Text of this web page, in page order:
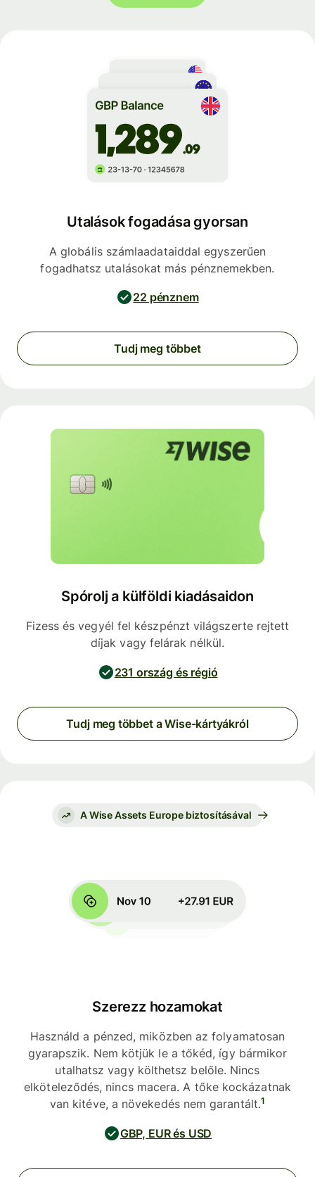
Utalások fogadása gyorsan
A globális számlaadataiddal egyszerűen
fogadhatsz utalásokat más pénznemekben.
22 pénznem
Tudj meg többet
Spórolj a külföldi kiadásaidon
Fizess és vegyél fel készpénzt világszerte rejtett
díjak vagy felárak nélkül.
231 ország és régió
Tudj meg többet a Wise-kártyákról
A Wise Assets Europe biztosításával
Szerezz hozamokat
Használd a pénzed, miközben az folyamatosan
gyarapszik. Nem kötjük le a tőkéd, így bármikor
utalhatsz vagy költhetsz belőle. Nincs
elköteleződés, nincs macera. A tőke kockázatnak
van kitéve, a növekedés nem garantált.1
GBP, EUR és USD